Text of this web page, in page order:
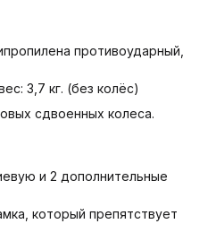
противоударный,
3,7 кг. (без колёс)
сдвоенных колеса.
и 2 дополнительные
который препятствует